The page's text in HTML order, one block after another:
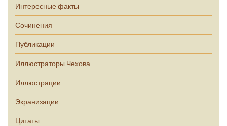
Интересные факты
Сочинения
Публикации
Иллюстраторы Чехова
Иллюстрации
Экранизации
Цитаты